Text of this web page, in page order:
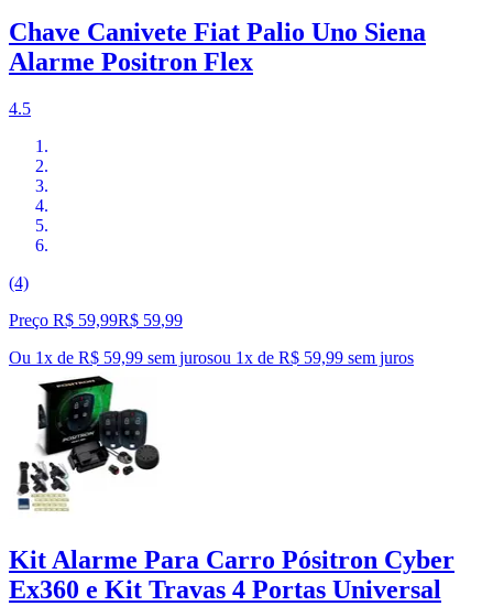
Chave Canivete Fiat Palio Uno Siena
Alarme Positron Flex
4.5
(4)
Preço R$ 59,99R$ 59,99
Ou 1x de R$ 59,99 sem jurosou 1x de R$ 59,99 sem juros
Kit Alarme Para Carro Pósitron Cyber
Ex360 e Kit Travas 4 Portas Universal